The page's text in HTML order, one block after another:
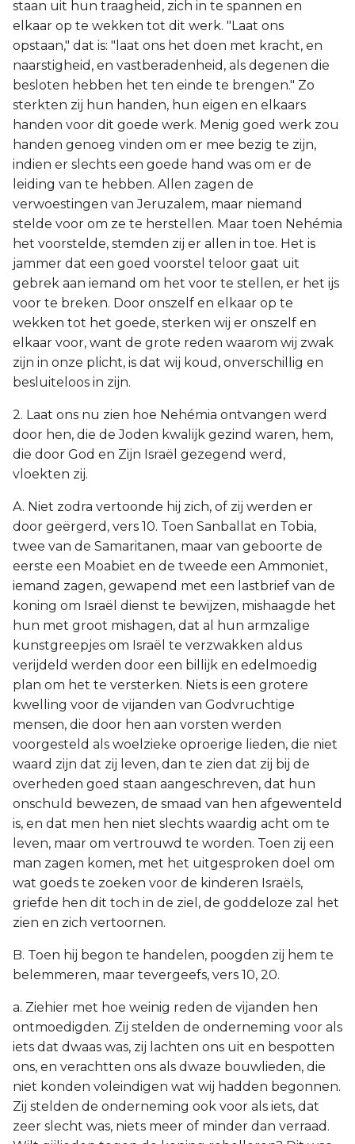
staan uit hun traagheid, zich in te spannen en
elkaar op te wekken tot dit werk. "Laat ons
opstaan," dat is: "laat ons het doen met kracht, en
naarstigheid, en vastberadenheid, als degenen die
besloten hebben het ten einde te brengen." Zo
sterkten zij hun handen, hun eigen en elkaars
handen voor dit goede werk. Menig goed werk zou
handen genoeg vinden om er mee bezig te zijn,
indien er slechts een goede hand was om er de
leiding van te hebben. Allen zagen de
verwoestingen van Jeruzalem, maar niemand
stelde voor om ze te herstellen. Maar toen Nehémia
het voorstelde, stemden zij er allen in toe. Het is
jammer dat een goed voorstel teloor gaat uit
gebrek aan iemand om het voor te stellen, er het ijs
voor te breken. Door onszelf en elkaar op te
wekken tot het goede, sterken wij er onszelf en
elkaar voor, want de grote reden waarom wij zwak
zijn in onze plicht, is dat wij koud, onverschillig en
besluiteloos in zijn.
2. Laat ons nu zien hoe Nehémia ontvangen werd
door hen, die de Joden kwalijk gezind waren, hem,
die door God en Zijn Israël gezegend werd,
vloekten zij.
A. Niet zodra vertoonde hij zich, of zij werden er
door geërgerd, vers 10. Toen Sanballat en Tobia,
twee van de Samaritanen, maar van geboorte de
eerste een Moabiet en de tweede een Ammoniet,
iemand zagen, gewapend met een lastbrief van de
koning om Israël dienst te bewijzen, mishaagde het
hun met groot mishagen, dat al hun armzalige
kunstgreepjes om Israël te verzwakken aldus
verijdeld werden door een billijk en edelmoedig
plan om het te versterken. Niets is een grotere
kwelling voor de vijanden van Godvruchtige
mensen, die door hen aan vorsten werden
voorgesteld als woelzieke oproerige lieden, die niet
waard zijn dat zij leven, dan te zien dat zij bij de
overheden goed staan aangeschreven, dat hun
onschuld bewezen, de smaad van hen afgewenteld
is, en dat men hen niet slechts waardig acht om te
leven, maar om vertrouwd te worden. Toen zij een
man zagen komen, met het uitgesproken doel om
wat goeds te zoeken voor de kinderen Israëls,
griefde hen dit toch in de ziel, de goddeloze zal het
zien en zich vertoornen.
B. Toen hij begon te handelen, poogden zij hem te
belemmeren, maar tevergeefs, vers 10, 20.
a. Ziehier met hoe weinig reden de vijanden hen
ontmoedigden. Zij stelden de onderneming voor als
iets dat dwaas was, zij lachten ons uit en bespotten
ons, en verachtten ons als dwaze bouwlieden, die
niet konden voleindigen wat wij hadden begonnen.
Zij stelden de onderneming ook voor als iets, dat
zeer slecht was, niets meer of minder dan verraad.